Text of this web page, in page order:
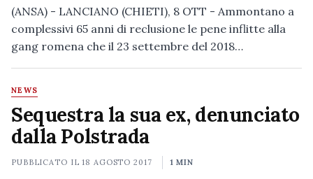
(ANSA) - LANCIANO (CHIETI), 8 OTT - Ammontano a
complessivi 65 anni di reclusione le pene inflitte alla
gang romena che il 23 settembre del 2018…
NEWS
Sequestra la sua ex, denunciato
dalla Polstrada
PUBBLICATO IL18 AGOSTO 2017 1 MIN